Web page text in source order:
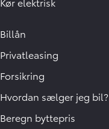
Billån
Privatleasing
Forsikring
Hvordan sælger jeg bil?
Beregn byttepris